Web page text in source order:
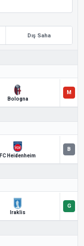
Dış Saha
Bologna
FC Heidenheim
Iraklis